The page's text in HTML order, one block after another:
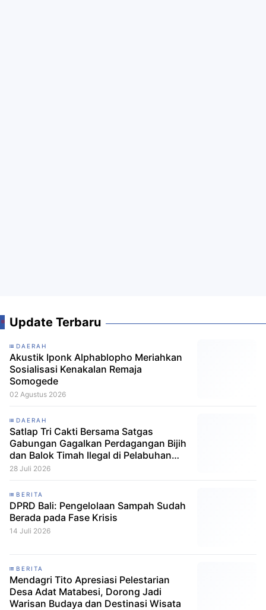
Update Terbaru
DAERAH
Akustik Iponk Alphablopho Meriahkan
Sosialisasi Kenakalan Remaja
Somogede
02 Agustus 2026
DAERAH
Satlap Tri Cakti Bersama Satgas
Gabungan Gagalkan Perdagangan Bijih
dan Balok Timah Ilegal di Pelabuhan
Pelindo Belitung
28 Juli 2026
BERITA
DPRD Bali: Pengelolaan Sampah Sudah
Berada pada Fase Krisis
14 Juli 2026
BERITA
Mendagri Tito Apresiasi Pelestarian
Desa Adat Matabesi, Dorong Jadi
Warisan Budaya dan Destinasi Wisata